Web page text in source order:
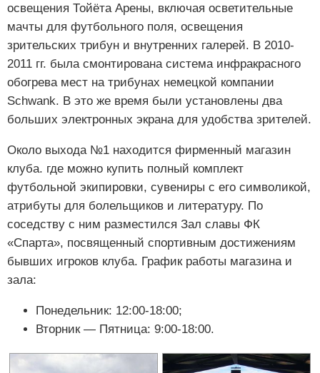
освещения Тойёта Арены, включая осветительные
мачты для футбольного поля, освещения
зрительских трибун и внутренних галерей. В 2010-
2011 гг. была смонтирована система инфракрасного
обогрева мест на трибунах немецкой компании
Schwank. В это же время были установлены два
больших электронных экрана для удобства зрителей.
Около выхода №1 находится фирменный магазин
клуба. где можно купить полный комплект
футбольной экипировки, сувениры с его символикой,
атрибуты для болельщиков и литературу. По
соседству с ним разместился Зал славы ФК
«Спарта», посвященный спортивным достижениям
бывших игроков клуба. График работы магазина и
зала:
Понедельник: 12:00-18:00;
Вторник — Пятница: 9:00-18:00.